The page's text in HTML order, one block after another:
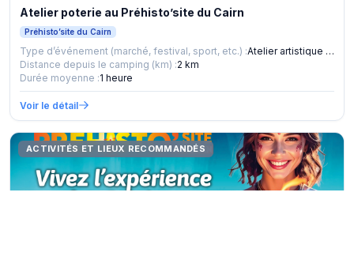
Atelier poterie au Préhisto’site du Cairn
Préhisto’site du Cairn
Type d’événement (marché, festival, sport, etc.) :
Atelier artistique et culturel
Distance depuis le camping (km) :2 km
Durée moyenne :1 heure
Voir le détail
ACTIVITÉS ET LIEUX RECOMMANDÉS